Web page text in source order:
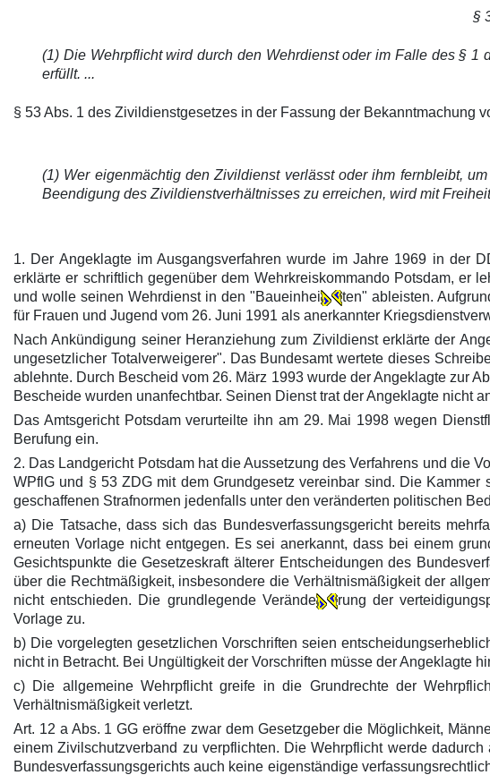
§
(1) Die Wehrpflicht wird durch den Wehrdienst oder im Falle des §
erfüllt. ...
§ 53 Abs. 1 des Zivildienstgesetzes in der Fassung der Bekanntmachung
(1) Wer eigenmächtig den Zivildienst verlässt oder ihm fernbleibt,
Beendigung des Zivildienstverhältnisses zu erreichen, wird mit
1. Der Angeklagte im Ausgangsverfahren wurde im Jahre 1969 in der
erklärte er schriftlich gegenüber dem Wehrkreiskommando Potsdam, er
und wolle seinen Wehrdienst in den "Baueinhei
ten" ableisten.
für Frauen und Jugend vom 26. Juni 1991 als anerkannter
Nach Ankündigung seiner Heranziehung zum Zivildienst erklärte der
ungesetzlicher Totalverweigerer". Das Bundesamt wertete dieses
ablehnte. Durch Bescheid vom 26. März 1993 wurde der Angeklagte zur
Bescheide wurden unanfechtbar. Seinen Dienst trat der Angeklagte nicht
Das Amtsgericht Potsdam verurteilte ihn am 29. Mai 1998 wegen
Berufung ein.
2. Das Landgericht Potsdam hat die Aussetzung des Verfahrens und die
WPflG und § 53 ZDG mit dem Grundgesetz vereinbar sind. Die
geschaffenen Strafnormen jedenfalls unter den veränderten politischen
a) Die Tatsache, dass sich das Bundesverfassungsgericht bereits
erneuten Vorlage nicht entgegen. Es sei anerkannt, dass bei einem
Gesichtspunkte die Gesetzeskraft älterer Entscheidungen des
über die Rechtmäßigkeit, insbesondere die Verhältnismäßigkeit der
nicht entschieden. Die grundlegende Verände
rung der
Vorlage zu.
b) Die vorgelegten gesetzlichen Vorschriften seien
nicht in Betracht. Bei Ungültigkeit der Vorschriften müsse der Angeklagte
c) Die allgemeine Wehrpflicht greife in die Grundrechte der
Verhältnismäßigkeit verletzt.
Art. 12 a Abs. 1 GG eröffne zwar dem Gesetzgeber die Möglichkeit,
einem Zivilschutzverband zu verpflichten. Die Wehrpflicht werde
Bundesverfassungsgerichts auch keine eigenständige